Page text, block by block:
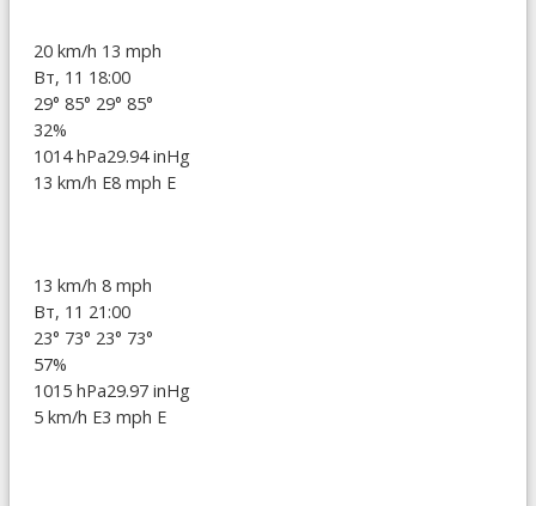
20 km/h 13 mph
Вт, 11 18:00
29° 85° 29° 85°
32%
1014 hPa29.94 inHg
13 km/h E8 mph E
13 km/h 8 mph
Вт, 11 21:00
23° 73° 23° 73°
57%
1015 hPa29.97 inHg
5 km/h E3 mph E